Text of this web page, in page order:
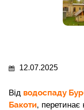
12.07.2025
Від водоспаду
Бакоти, перетинає